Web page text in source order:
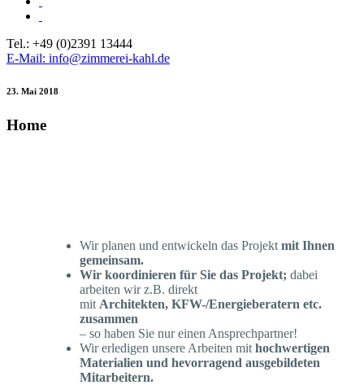
Tel.: +49 (0)2391 13444
E-Mail: info@zimmerei-kahl.de
23. Mai 2018
Home
Wir planen und entwickeln das Projekt mit Ihnen
gemeinsam.
Wir koordinieren für Sie das Projekt; dabei
arbeiten wir z.B. direkt
mit Architekten, KFW-/Energieberatern etc.
zusammen
– so haben Sie nur einen Ansprechpartner!
Wir erledigen unsere Arbeiten mit hochwertigen
Materialien und hevorragend ausgebildeten
Mitarbeitern.